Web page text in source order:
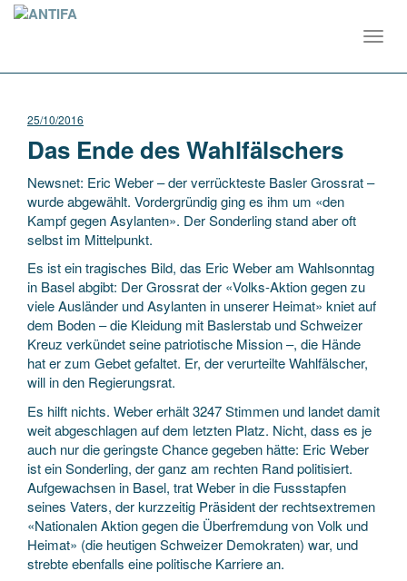
25/10/2016
Das Ende des Wahlfälschers
Newsnet: Eric Weber – der verrückteste Basler Grossrat –
wurde abgewählt. Vordergründig ging es ihm um «den
Kampf gegen Asylanten». Der Sonderling stand aber oft
selbst im Mittelpunkt.
Es ist ein tragisches Bild, das Eric Weber am Wahlsonntag
in Basel abgibt: Der Grossrat der «Volks-Aktion gegen zu
viele Ausländer und Asylanten in unserer Heimat» kniet auf
dem Boden – die Kleidung mit Baslerstab und Schweizer
Kreuz verkündet seine patriotische Mission –, die Hände
hat er zum Gebet gefaltet. Er, der verurteilte Wahlfälscher,
will in den Regierungsrat.
Es hilft nichts. Weber erhält 3247 Stimmen und landet damit
weit abgeschlagen auf dem letzten Platz. Nicht, dass es je
auch nur die geringste Chance gegeben hätte: Eric Weber
ist ein Sonderling, der ganz am rechten Rand politisiert.
Aufgewachsen in Basel, trat Weber in die Fussstapfen
seines Vaters, der kurzzeitig Präsident der rechtsextremen
«Nationalen Aktion gegen die Überfremdung von Volk und
Heimat» (die heutigen Schweizer Demokraten) war, und
strebte ebenfalls eine politische Karriere an.